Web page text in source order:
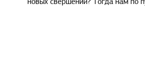
новых свершений? Тогда нам по